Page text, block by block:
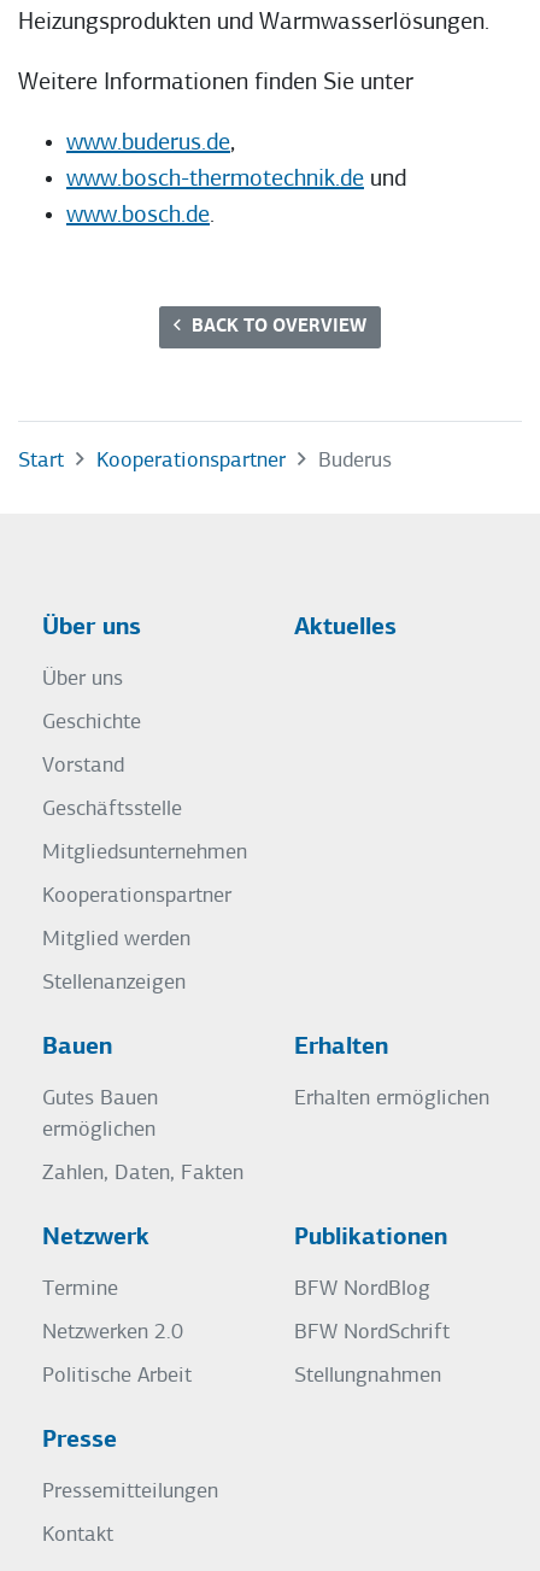
Heizungsprodukten und Warmwasserlösungen.
Weitere Informationen finden Sie unter
www.buderus.de,
www.bosch-thermotechnik.de und
www.bosch.de.
BACK TO OVERVIEW
Start Kooperationspartner Buderus
Über uns
Über uns
Geschichte
Vorstand
Geschäftsstelle
Mitgliedsunternehmen
Kooperationspartner
Mitglied werden
Stellenanzeigen
Aktuelles
Bauen
Gutes Bauen
ermöglichen
Zahlen, Daten, Fakten
Erhalten
Erhalten ermöglichen
Netzwerk
Termine
Netzwerken 2.0
Politische Arbeit
Publikationen
BFW NordBlog
BFW NordSchrift
Stellungnahmen
Presse
Pressemitteilungen
Kontakt